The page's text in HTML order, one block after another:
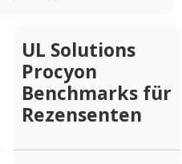
UL Solutions
Procyon
Benchmarks für
Rezensenten